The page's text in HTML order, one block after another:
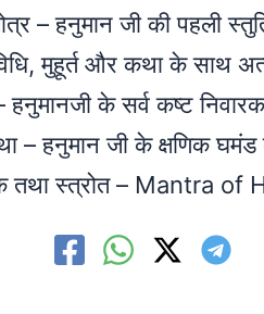
– हनुमान जी की पहली
मुहूर्त और कथा के साथ
के सर्व कष्ट निवारक
– हनुमान जी के क्षणिक
तथा स्त्रोत – Mantra of